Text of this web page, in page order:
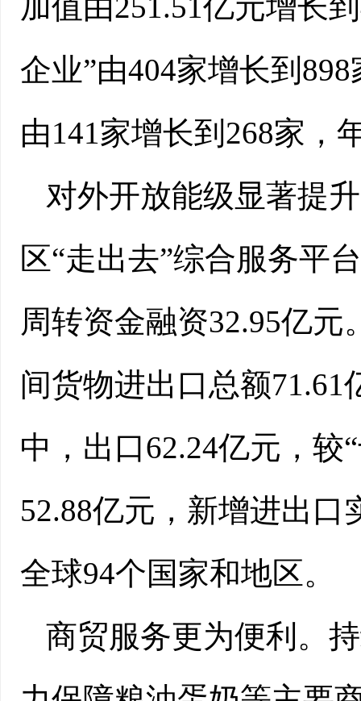
加值由251.51亿元增长
企业”由404家增长到
由141家增长到268家，
对外开放能级显著提
区“走出去”综合服务平
周转资金融资32.95亿元
间货物进出口总额71.61
中，出口62.24亿元，较
52.88亿元，新增进出
全球94个国家和地区。
商贸服务更为便利。